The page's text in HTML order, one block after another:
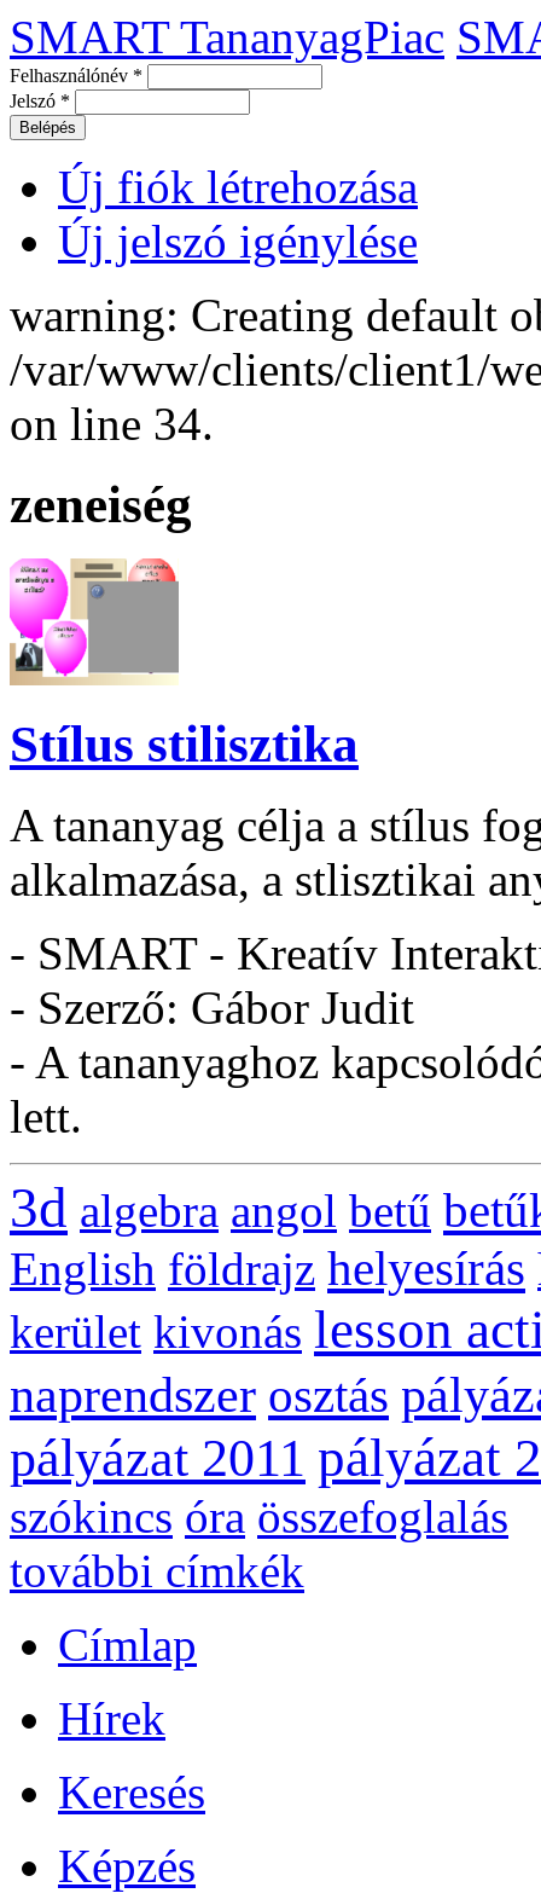
SMART TananyagPiac
Felhasználónév *
Jelszó *
Új fiók létrehozása
Új jelszó igénylése
warning: Creating default
/var/www/clients/client1/
on line 34.
zeneiség
Stílus stilisztika
A tananyag célja a stílus
alkalmazása, a stlisztikai
- SMART - Kreatív
- Szerző: Gábor Judit
- A tananyaghoz
lett.
3d algebra angol betű
English földrajz helyesírás
kerület kivonás lesson
naprendszer osztás
pályázat 2011 pályázat
szókincs óra összefoglalás
további címkék
Címlap
Hírek
Keresés
Képzés